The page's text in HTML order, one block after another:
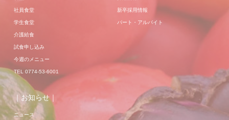
社員食堂
学生食堂
介護給食
試食申し込み
今週のメニュー
TEL 0774-53-6001
新卒採用情報
パート・アルバイト
｜お知らせ｜
ニュース